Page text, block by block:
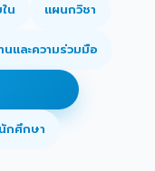
น แผนกวิชา
นและความร่วมมือ
กศึกษา